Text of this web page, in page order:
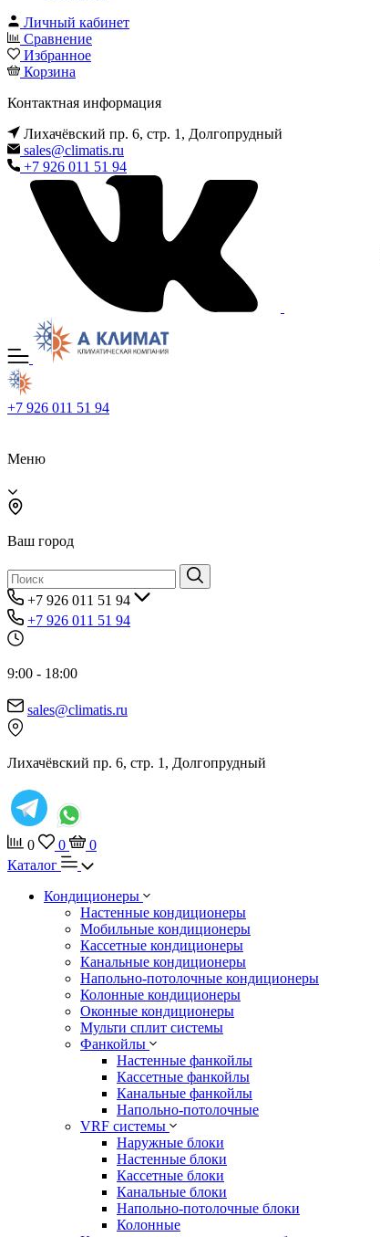
Личный кабинет
Сравнение
Избранное
Корзина
Контактная информация
Лихачёвский пр. 6, стр. 1, Долгопрудный
sales@climatis.ru
+7 926 011 51 94
+7 926 011 51 94
Меню
Ваш город
+7 926 011 51 94
+7 926 011 51 94
9:00 - 18:00
sales@climatis.ru
Лихачёвский пр. 6, стр. 1, Долгопрудный
0 0
0
Каталог
Кондиционеры
Настенные кондиционеры
Мобильные кондиционеры
Кассетные кондиционеры
Канальные кондиционеры
Напольно-потолочные кондиционеры
Колонные кондиционеры
Оконные кондиционеры
Мульти сплит системы
Фанкойлы
Настенные фанкойлы
Кассетные фанкойлы
Канальные фанкойлы
Напольно-потолочные
VRF системы
Наружные блоки
Настенные блоки
Кассетные блоки
Канальные блоки
Напольно-потолочные блоки
Колонные